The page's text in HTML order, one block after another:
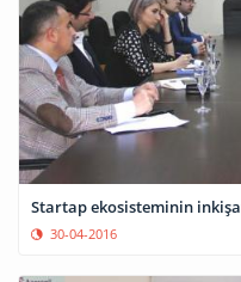
Startap ekosisteminin
30-04-2016